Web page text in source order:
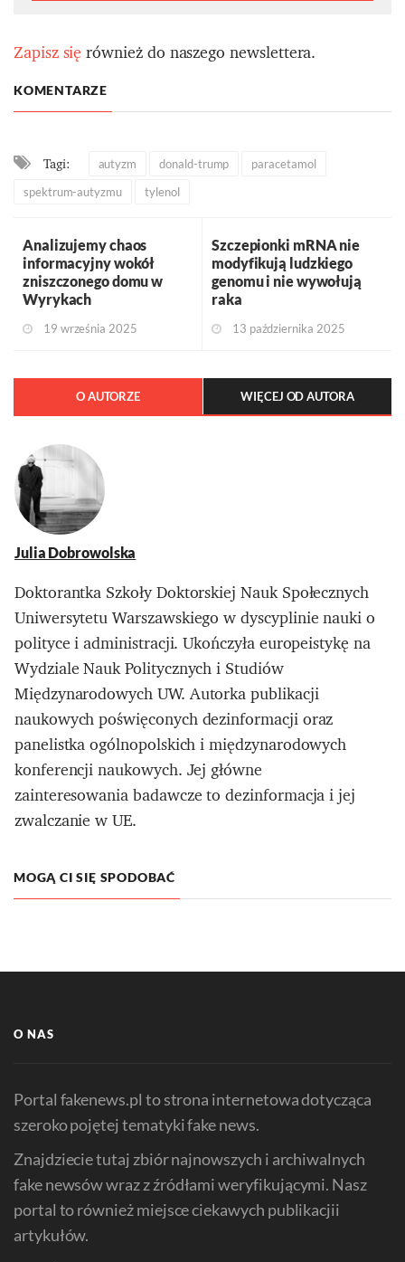
Zapisz sięrównież do naszego newslettera.
KOMENTARZE
Tagi: autyzm donald-trump
paracetamol
spektrum-autyzmu
tylenol
Analizujemy chaos
informacyjny wokół
zniszczonego domu w
Wyrykach
19 września 2025
Szczepionki mRNA nie
modyfikują ludzkiego
genomu i nie wywołują
raka
13 października 2025
O AUTORZE WIĘCEJ OD AUTORA
Julia Dobrowolska
Doktorantka Szkoły Doktorskiej Nauk Społecznych
Uniwersytetu Warszawskiego w dyscyplinie nauki o
polityce i administracji. Ukończyła europeistykę na
Wydziale Nauk Politycznych i Studiów
Międzynarodowych UW. Autorka publikacji
naukowych poświęconych dezinformacji oraz
panelistka ogólnopolskich i międzynarodowych
konferencji naukowych. Jej główne
zainteresowania badawcze to dezinformacja i jej
zwalczanie w UE.
MOGĄ CI SIĘ SPODOBAĆ
O NAS
Portal fakenews.pl to strona internetowa dotycząca
szeroko pojętej tematyki fake news.
Znajdziecie tutaj zbiór najnowszych i archiwalnych
fake newsów wraz z źródłami weryfikującymi. Nasz
portal to również miejsce ciekawych publikacjii
artykułów.